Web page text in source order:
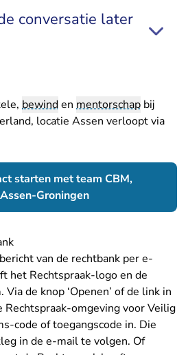
conversatie later
bewinden mentorschap bij
locatie Assen verloopt via
starten met team CBM,
Groningen- U verlaat
van de rechtbank per e-
het Rechtspraak-logo en de
de knop ‘Openen’ of de link in
omgeving voor Veilig
code of toegangscode in. Die
in de e-mail te volgen. Of